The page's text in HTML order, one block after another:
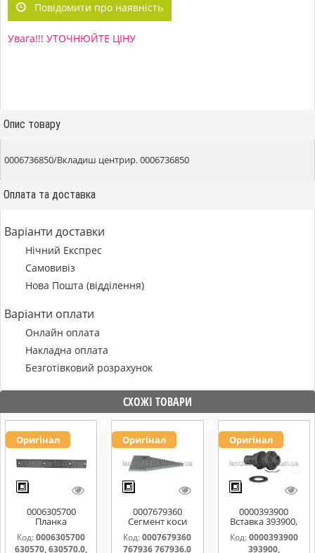
Повідомити про наявність
Увага!!! УТОЧНЮЙТЕ ЦІНУ
Опис товару
0006736850/Вкладиш центрир. 0006736850
Оплата та доставка
Варіанти доставки
Нічний Експрес
Самовивіз
Нова Пошта (відділення)
Варіанти оплати
Онлайн оплата
Накладна оплата
Безготівковий розрахунок
СХОЖІ ТОВАРИ
Оригінал
0006305700
Планка
направляюча
630570, 630570.0,
Код:0006305700
630570, 630570.0,
Оригінал
0007679360
Сегмент коси
767936 767936.0
767976.1
Код: 0007679360
767936 767936.0
Оригінал
0000393900
Вставка 393900,
0000393900
Код:0000393900
393900,